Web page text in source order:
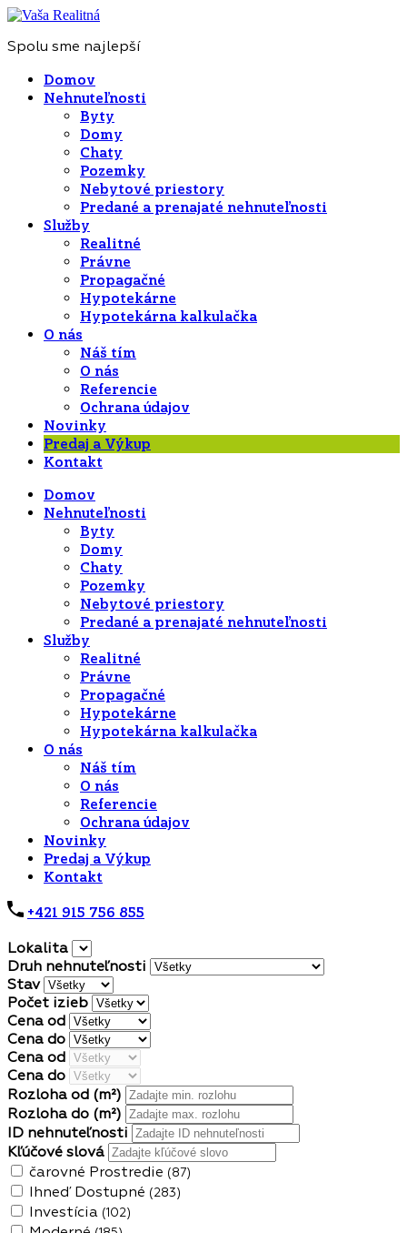
Spolu sme najlepší
Domov
Nehnuteľnosti
Byty
Domy
Chaty
Pozemky
Nebytové priestory
Predané a prenajaté nehnuteľnosti
Služby
Realitné
Právne
Propagačné
Hypotekárne
Hypotekárna kalkulačka
O nás
Náš tím
O nás
Referencie
Ochrana údajov
Novinky
Predaj a Výkup
Kontakt
Domov
Nehnuteľnosti
Byty
Domy
Chaty
Pozemky
Nebytové priestory
Predané a prenajaté nehnuteľnosti
Služby
Realitné
Právne
Propagačné
Hypotekárne
Hypotekárna kalkulačka
O nás
Náš tím
O nás
Referencie
Ochrana údajov
Novinky
Predaj a Výkup
Kontakt
+421 915 756 855
Lokalita
Druh nehnuteľnosti
Stav
Počet izieb
Cena od
Cena do
Cena od
Cena do
Rozloha od (m²)
Rozloha do (m²)
ID nehnuteľnosti
Kľúčové slová
čarovné Prostredie (87)
Ihneď Dostupné (283)
Investícia (102)